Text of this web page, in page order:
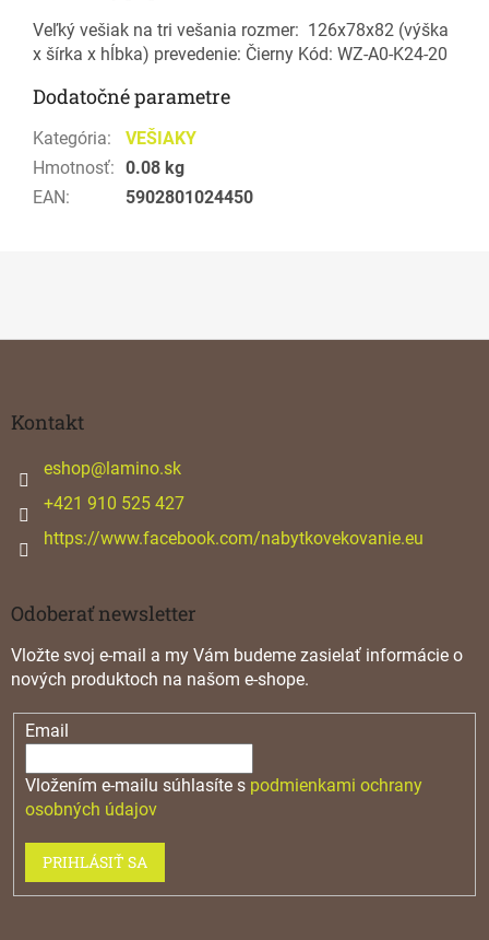
Veľký vešiak na tri vešania rozmer: 126x78x82 (výška
x šírka x hĺbka) prevedenie: Čierny Kód: WZ-A0-K24-20
Dodatočné parametre
Kategória:
VEŠIAKY
Hmotnosť: 0.08 kg
EAN: 5902801024450
Kontakt
eshop@lamino.sk
+421 910 525 427
https://www.facebook.com/nabytkovekovanie.eu
Odoberať newsletter
Vložte svoj e-mail a my Vám budeme zasielať informácie o
nových produktoch na našom e-shope.
Email
Vložením e-mailu súhlasíte s podmienkami ochrany
osobných údajov
PRIHLÁSIŤ SA